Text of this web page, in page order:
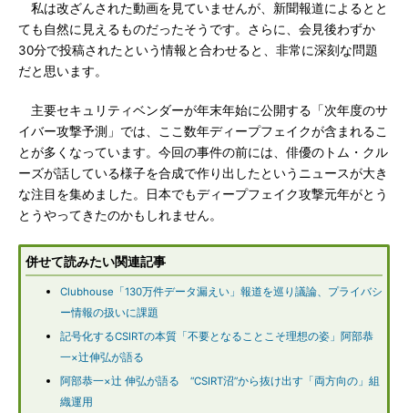
私は改ざんされた動画を見ていませんが、新聞報道によるとと
ても自然に見えるものだったそうです。さらに、会見後わずか
30分で投稿されたという情報と合わせると、非常に深刻な問題
だと思います。
主要セキュリティベンダーが年末年始に公開する「次年度のサ
イバー攻撃予測」では、ここ数年ディープフェイクが含まれるこ
とが多くなっています。今回の事件の前には、俳優のトム・クル
ーズが話している様子を合成で作り出したというニュースが大き
な注目を集めました。日本でもディープフェイク攻撃元年がとう
とうやってきたのかもしれません。
併せて読みたい関連記事
Clubhouse「130万件データ漏えい」報道を巡り議論、プライバシ
ー情報の扱いに課題
記号化するCSIRTの本質「不要となることこそ理想の姿」阿部恭
一×辻伸弘が語る
阿部恭一×辻 伸弘が語る “CSIRT沼”から抜け出す「両方向の」組
織運用